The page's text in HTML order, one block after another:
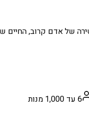
של אדם קרוב,
6 עד 1,000 מנות